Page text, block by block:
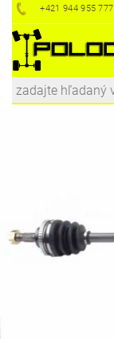
+421 944 955 777